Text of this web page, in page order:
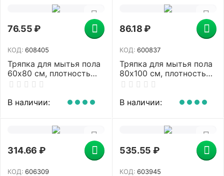
76.55 ₽
КОД: 608405
Тряпка для мытья пола
60х80 см, плотность
260 г/м2, ХПП, белая в
В наличии:
86.18 ₽
КОД: 600837
Тряпка для мытья пола
80х100 см, плотность
190 г/м2, ХПП, 100%
LAIMA, 600837
В наличии:
314.66 ₽
КОД: 606309
535.55 ₽
КОД: 603945